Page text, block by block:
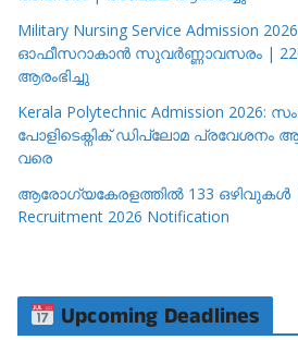
Military Nursing Service Admission
ഓഫീസറാകാൻ സുവർണ്ണാവസരം |
ആരംഭിച്ചു
Kerala Polytechnic Admission 2026:
പോളിടെക്നിക് ഡിപ്ലോമ പ്രവേശനം
വരെ
ആരോഗ്യകേരളത്തിൽ 133 ഒഴിവുകൾ |
Recruitment 2026 Notification
Upcoming Deadlines